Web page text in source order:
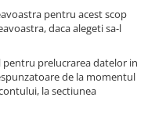
pentru acest scop
daca alegeti sa-l
prelucrarea datelor in
de la momentul
la sectiunea